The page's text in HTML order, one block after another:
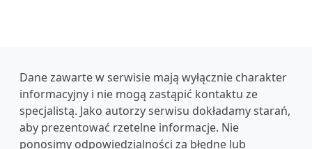
Dane zawarte w serwisie mają wyłącznie charakter
informacyjny i nie mogą zastąpić kontaktu ze
specjalistą. Jako autorzy serwisu dokładamy starań,
aby prezentować rzetelne informacje. Nie
ponosimy odpowiedzialności za błędne lub